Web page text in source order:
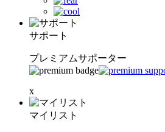
サポート
プレミアムサポーター
x
マイリスト